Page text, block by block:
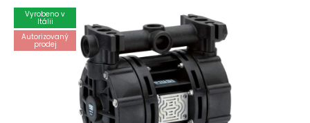
0,0
Vyrobeno v
Itálii
Autorizovaný
prodej